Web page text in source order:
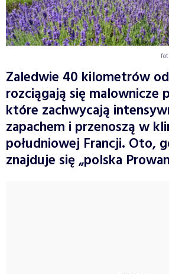
Zaledwie 40 kilometrów
rozciągają się malownicze
które zachwycają
zapachem i przenoszą w
południowej Francji. Oto,
znajduje się „polska